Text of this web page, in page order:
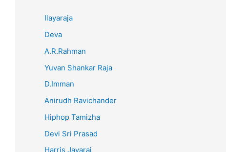
Ilayaraja
Deva
A.R.Rahman
Yuvan Shankar Raja
D.Imman
Anirudh Ravichander
Hiphop Tamizha
Devi Sri Prasad
Harris Jayaraj